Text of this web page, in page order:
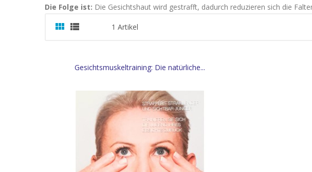
Die Folge ist: Die Gesichtshaut wird gestrafft, dadurch reduzieren sich die
  1 Artikel
Gesichtsmuskeltraining: Die natürliche...